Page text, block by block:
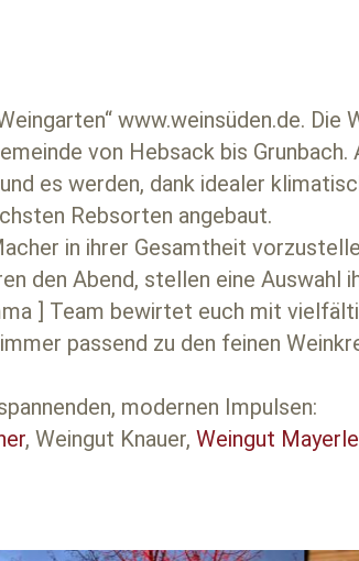
www.weinsüden.de. Die
von Hebsack bis Grunbach.
es werden, dank idealer
Rebsorten angebaut.
in ihrer Gesamtheit
den Abend, stellen eine Auswahl
] Team bewirtet euch mit
passend zu den feinen
modernen Impulsen:
, Weingut Knauer, Weingut Mayerle